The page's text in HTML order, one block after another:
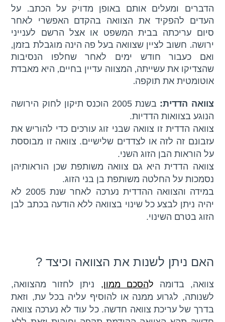
הדברים ומעלים אותם באופן מדויק על הכתב. על
העדים להפקיד את הצוואה בהקדם האפשרי לאחר
סיום עריכתה בבית המשפט או אצל הרשם לענייני
ירושה. חשוב לציין שצוואה בעל פה הינה מוגבלת בזמן,
ואם כעבור חודש ימים לאחר שחלפו הנסיבות
שהצדיקו את עשייתה, המצווה עדיין בחיים, היא מאבדת
אוטומטית את תוקפה.
צוואה הדדית:
בשנת 2005 הוכנס תיקון לחוק הירושה
הנוגע בצוואות הדדיות.
צוואה הדדית זו צוואה שבני זוג עורכים כדי להוריש את
עזבונם זה לזה או לצדדים שלישיים. צוואה זו מבוססת
על הוראות הבן הזוג השני.
צוואה הדדית היא גם צוואה משותפת שכן הוראותיהן
נסמכות על החלטה משותפת בן בני הזוג.
במידה והצוואה ההדדית נערכה לאחר שנת 2005 לא
יהיה ניתן לבצע כל שינוי בצוואה ללא הודעה בכתב לבן
הזוג בטרם השינוי.
האם ניתן לשנות את הצוואה וכיצד ?
צוואה, בדומה להסכם ממון, ניתן לחזור מהצוואה,
לשנותה, לגרוע ממנה או להוסיף עליה בכל עת, וזאת
בדרך של עריכת צוואה חדשה. כל עוד לא נערכה צוואה